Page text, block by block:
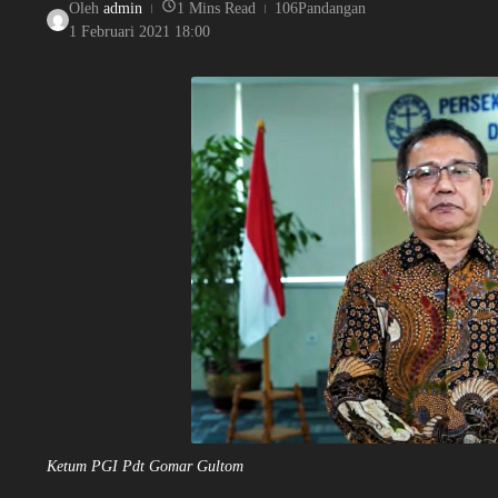
Oleh admin 1 Mins Read
106Pandangan
1 Februari 2021 18:00
Ketum PGI Pdt Gomar Gultom